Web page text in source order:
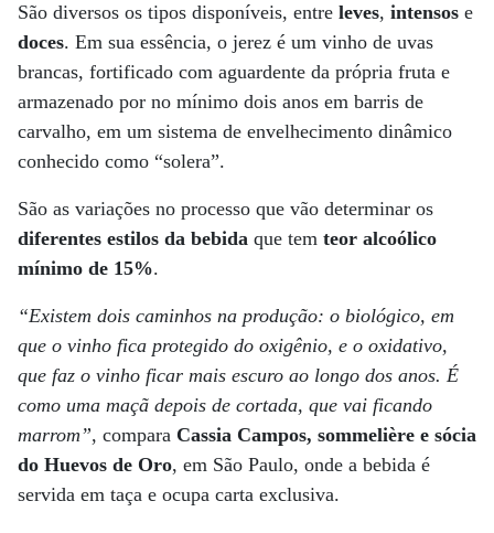
São diversos os tipos disponíveis, entre leves, intensos e
doces. Em sua essência, o jerez é um vinho de uvas
brancas, fortificado com aguardente da própria fruta e
armazenado por no mínimo dois anos em barris de
carvalho, em um sistema de envelhecimento dinâmico
conhecido como “solera”.
São as variações no processo que vão determinar os
diferentes estilos da bebida que tem teor alcoólico
mínimo de 15%.
“Existem dois caminhos na produção: o biológico, em
que o vinho fica protegido do oxigênio, e o oxidativo,
que faz o vinho ficar mais escuro ao longo dos anos. É
como uma maçã depois de cortada, que vai ficando
marrom”, compara Cassia Campos, sommelière e sócia
do Huevos de Oro, em São Paulo, onde a bebida é
servida em taça e ocupa carta exclusiva.